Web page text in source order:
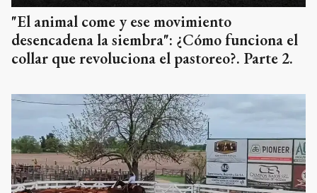
"El animal come y ese movimiento
desencadena la siembra": ¿Cómo funciona el
collar que revoluciona el pastoreo?. Parte 2.